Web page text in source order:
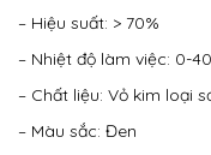
– Hiệu suất: > 70%
– Nhiệt độ làm việc: 0-
– Chất liệu: Vỏ kim loại
– Màu sắc: Đen